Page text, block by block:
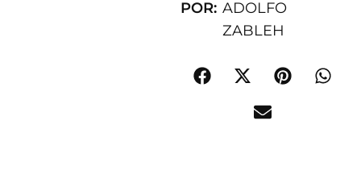
POR: ADOLFO
ZABLEH